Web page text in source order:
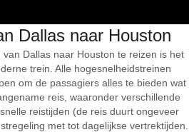
Dallas naar Houston
Dallas naar Houston te reizen is het
trein. Alle hogesnelheidstreinen
om de passagiers alles te bieden wat
reis, waaronder verschillende
reistijden (de reis duurt ongeveer
met tot dagelijkse vertrektijden.